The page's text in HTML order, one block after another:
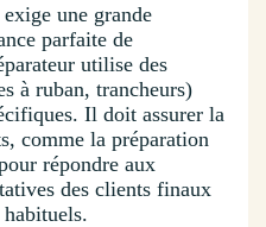
une grande
parfaite de
utilise des
à ruban, trancheurs)
Il doit assurer la
comme la préparation
répondre aux
des clients finaux